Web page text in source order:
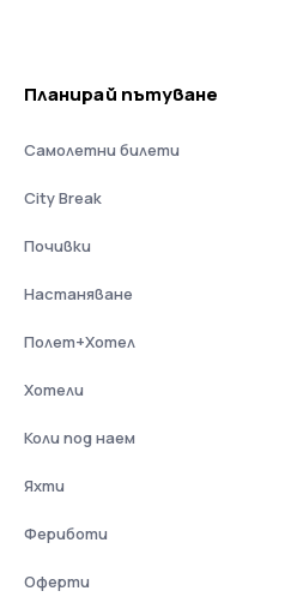
Планирай пътуване
Самолетни билети
City Break
Почивки
Настаняване
Полет+Хотел
Хотели
Коли под наем
Яхти
Фериботи
Оферти